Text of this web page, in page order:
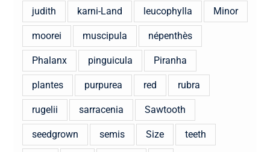
judith karni-Land leucophylla Minor
moorei muscipula népenthès
Phalanx pinguicula Piranha
plantes purpurea red rubra
rugelii sarracenia Sawtooth
seedgrown semis Size teeth